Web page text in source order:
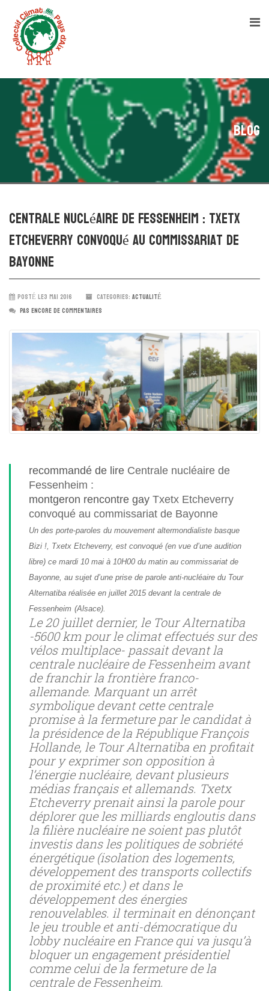
Blog
Centrale nucléaire de Fessenheim : Txetx
Etcheverry convoqué au commissariat de
Bayonne
POSTÉ LE3 MAI 2016 CATEGORIES: ACTUALITÉ
PAS ENCORE DE COMMENTAIRES
recommandé de lire Centrale nucléaire de
Fessenheim :
montgeron rencontre gay Txetx Etcheverry
convoqué au commissariat de Bayonne
Un des porte-paroles du mouvement altermondialiste basque
Bizi !, Txetx Etcheverry, est convoqué (en vue d’une audition
libre) ce mardi 10 mai à 10H00 du matin au commissariat de
Bayonne, au sujet d’une prise de parole anti-nucléaire du Tour
Alternatiba réalisée en juillet 2015 devant la centrale de
Fessenheim (Alsace).
Le 20 juillet dernier, le Tour Alternatiba
-5600 km pour le climat effectués sur des
vélos multiplace- passait devant la
centrale nucléaire de Fessenheim avant
de franchir la frontière franco-
allemande. Marquant un arrêt
symbolique devant cette centrale
promise à la fermeture par le candidat à
la présidence de la République François
Hollande, le Tour Alternatiba en profitait
pour y exprimer son opposition à
l’énergie nucléaire, devant plusieurs
médias français et allemands. Txetx
Etcheverry prenait ainsi la parole pour
déplorer que les milliards engloutis dans
la filière nucléaire ne soient pas plutôt
investis dans les politiques de sobriété
énergétique (isolation des logements,
développement des transports collectifs
de proximité etc.) et dans le
développement des énergies
renouvelables. il terminait en dénonçant
le jeu trouble et anti-démocratique du
lobby nucléaire en France qui va jusqu’à
bloquer un engagement présidentiel
comme celui de la fermeture de la
centrale de Fessenheim.